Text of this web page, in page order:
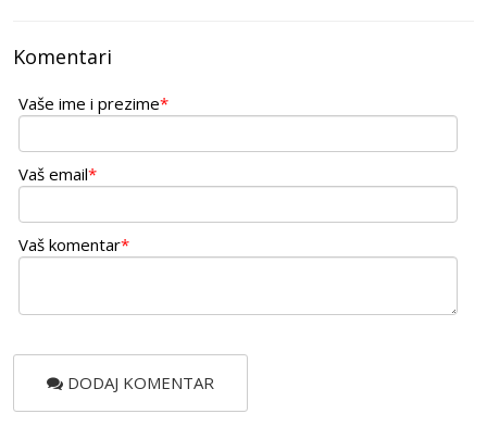
Komentari
Vaše ime i prezime*
Vaš email*
Vaš komentar*
DODAJ KOMENTAR